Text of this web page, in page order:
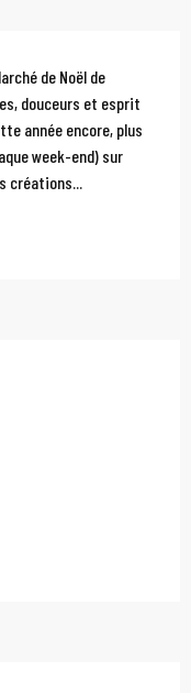
de Noël de
douceurs et esprit
année encore, plus
week-end) sur
créations...